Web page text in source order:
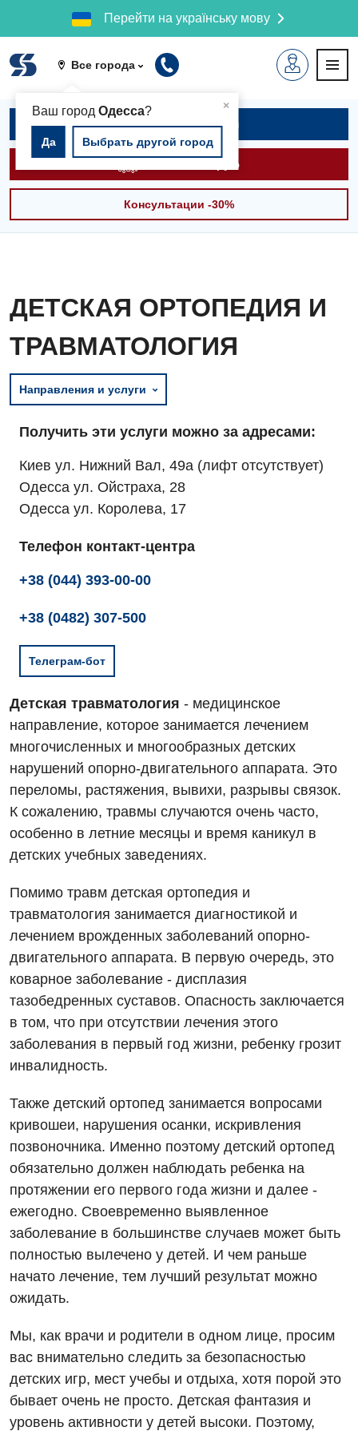
Перейти на українську мову
Все города
×
Ваш город Одесса?
Да Выбрать другой город
Вакансии
Энциклопедия
Отзывы
Ангиографические исследования
Диагностическое отделение
Компьютерная томография
Магнитно-резонансная томография
Маммография
Рентгенография
УЗИ
Эндоскопическое отделение
Гинекологическое отделение
Диагностическое отделение
Дневной стационар
Онкологическое отделение
Отдел госпитализации
Отделение интенсивной терапии
Отделение неотложных состояний
Офтальмологическое отделение
Педиатрическое отделение
Декларирование
Лечение острого инфаркта
Национальный скрининг здоровья 40+
Украинский
Записаться на приём
Вызвать скорую
Консультации -30%
ДЕТСКАЯ ОРТОПЕДИЯ И
ТРАВМАТОЛОГИЯ
Направления и услуги
Получить эти услуги можно за адресами:
Киев ул. Нижний Вал, 49а (лифт отсутствует)
Одесса ул. Ойстраха, 28
Одесса ул. Королева, 17
Телефон контакт-центра
+38 (044) 393-00-00
+38 (0482) 307-500
Телеграм-бот
Детская травматология - медицинское
направление, которое занимается лечением
многочисленных и многообразных детских
нарушений опорно-двигательного аппарата. Это
переломы, растяжения, вывихи, разрывы связок.
К сожалению, травмы случаются очень часто,
особенно в летние месяцы и время каникул в
детских учебных заведениях.
Помимо травм детская ортопедия и
травматология занимается диагностикой и
лечением врожденных заболеваний опорно-
двигательного аппарата. В первую очередь, это
коварное заболевание - дисплазия
тазобедренных суставов. Опасность заключается
в том, что при отсутствии лечения этого
заболевания в первый год жизни, ребенку грозит
инвалидность.
Также детский ортопед занимается вопросами
кривошеи, нарушения осанки, искривления
позвоночника. Именно поэтому детский ортопед
обязательно должен наблюдать ребенка на
протяжении его первого года жизни и далее -
ежегодно. Своевременно выявленное
заболевание в большинстве случаев может быть
полностью вылечено у детей. И чем раньше
начато лечение, тем лучший результат можно
ожидать.
Мы, как врачи и родители в одном лице, просим
вас внимательно следить за безопасностью
детских игр, мест учебы и отдыха, хотя порой это
бывает очень не просто. Детская фантазия и
уровень активности у детей высоки. Поэтому,